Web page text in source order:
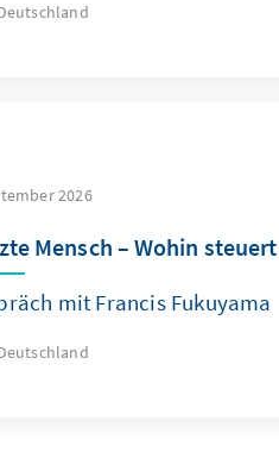
2026
Mensch – Wohin
mit Francis Fukuyama